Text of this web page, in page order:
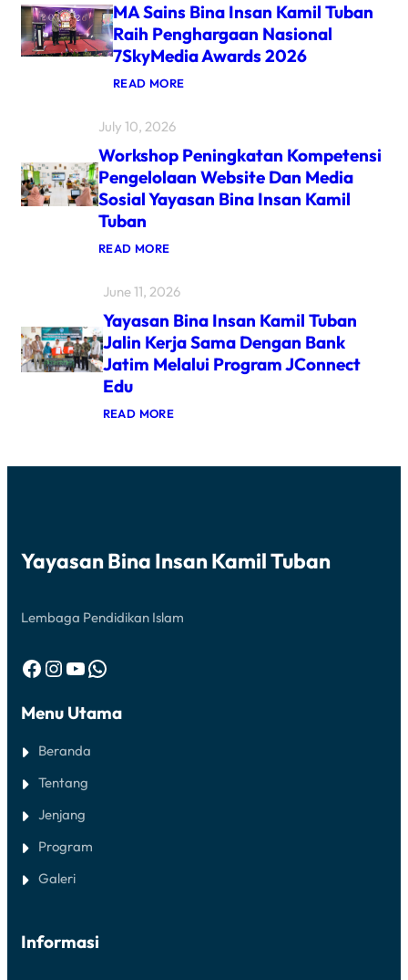
MA Sains Bina Insan Kamil Tuban
Raih Penghargaan Nasional
7SkyMedia Awards 2026
READ MORE
July 10, 2026
Workshop Peningkatan Kompetensi
Pengelolaan Website Dan Media
Sosial Yayasan Bina Insan Kamil
Tuban
READ MORE
June 11, 2026
Yayasan Bina Insan Kamil Tuban
Jalin Kerja Sama Dengan Bank
Jatim Melalui Program JConnect
Edu
READ MORE
Yayasan Bina Insan Kamil Tuban
Lembaga Pendidikan Islam
Menu Utama
Beranda
Tentang
Jenjang
Program
Galeri
Informasi